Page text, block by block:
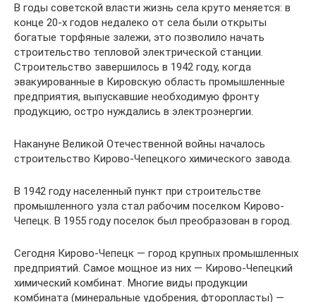
В годы советской власти жизнь села круто меняется: в
конце 20-х годов недалеко от села были открыты
богатые торфяные залежи, это позволило начать
строительство тепловой электрической станции.
Строительство завершилось в 1942 году, когда
эвакуированные в Кировскую область промышленные
предприятия, выпускавшие необходимую фронту
продукцию, остро нуждались в электроэнергии.
Накануне Великой Отечественной войны началось
строительство Кирово-Чепецкого химического завода.
В 1942 году населенный пункт при строительстве
промышленного узла стал рабочим поселком Кирово-
Чепецк. В 1955 году поселок был преобразован в город.
Сегодня Кирово-Чепецк — город крупных промышленных
предприятий. Самое мощное из них — Кирово-Чепецкий
химический комбинат. Многие виды продукции
комбината (минеральные удобрения, фторопласты) —